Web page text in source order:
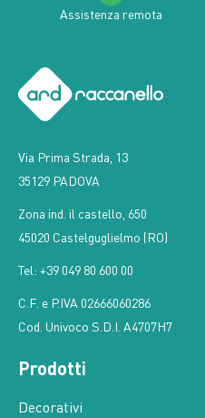
Assistenza remota
Via Prima Strada, 13
35129 PADOVA
Zona ind. il castello, 650
45020 Castelguglielmo (RO)
Tel: +39 049 80 600 00
C.F. e P.IVA 02666060286
Cod. Univoco S.D.I. A4707H7
Prodotti
Decorativi